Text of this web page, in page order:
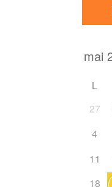
L
27
4
11
18